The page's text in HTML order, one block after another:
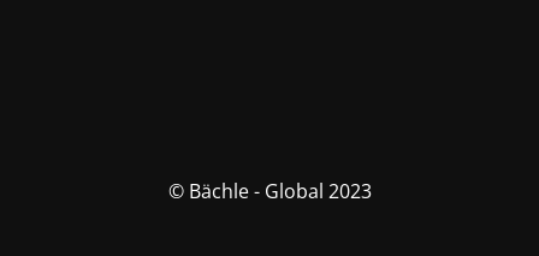
© Bächle - Global 2023